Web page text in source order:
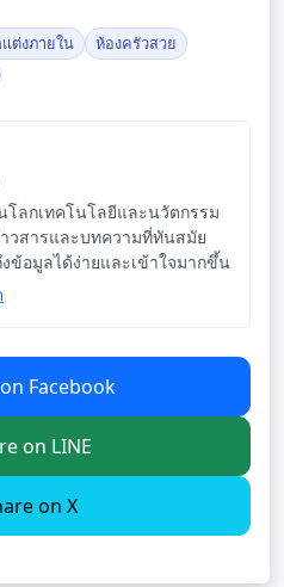
ต่งภายใน
ห้องครัวสวย
โลกเทคโนโลยีและนวัตกรรม
วสารและบทความที่ทันสมัย
งข้อมูลได้ง่ายและเข้าใจมากขึ้น
Facebook
on LINE
on X